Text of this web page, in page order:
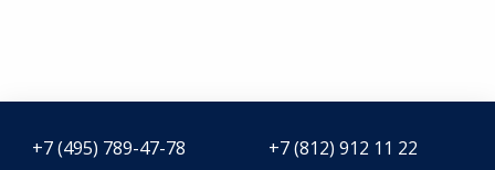
+7 (495) 789-47-78
+7 (812) 912 11 22